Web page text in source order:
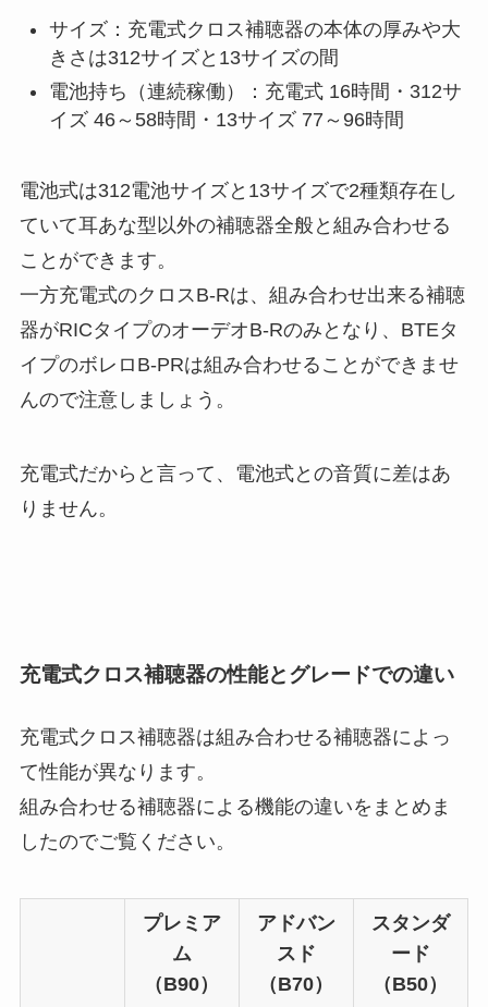
サイズ：充電式クロス補聴器の本体の厚みや大
きさは312サイズと13サイズの間
電池持ち（連続稼働）：充電式 16時間・312サ
イズ 46～58時間・13サイズ 77～96時間
電池式は312電池サイズと13サイズで2種類存在し
ていて耳あな型以外の補聴器全般と組み合わせる
ことができます。
一方充電式のクロスB-Rは、組み合わせ出来る補聴
器がRICタイプのオーデオB-Rのみとなり、BTEタ
イプのボレロB-PRは組み合わせることができませ
んので注意しましょう。
充電式だからと言って、電池式との音質に差はあ
りません。
充電式クロス補聴器の性能とグレードでの違い
充電式クロス補聴器は組み合わせる補聴器によっ
て性能が異なります。
組み合わせる補聴器による機能の違いをまとめま
したのでご覧ください。
プレミア
ム
（B90）
アドバン
スド
（B70）
スタンダ
ード
（B50）